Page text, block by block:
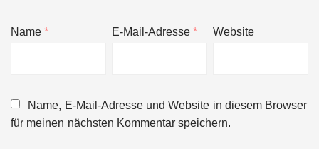
Name* E-Mail-Adresse* Website
Name, E-Mail-Adresse und Website in diesem Browser
für meinen nächsten Kommentar speichern.